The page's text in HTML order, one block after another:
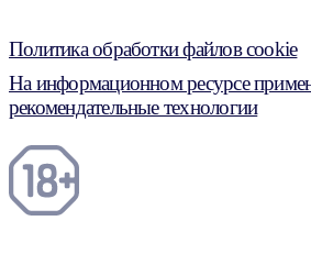
Политика обработки файлов cookie
На информационном ресурсе
рекомендательные технологии